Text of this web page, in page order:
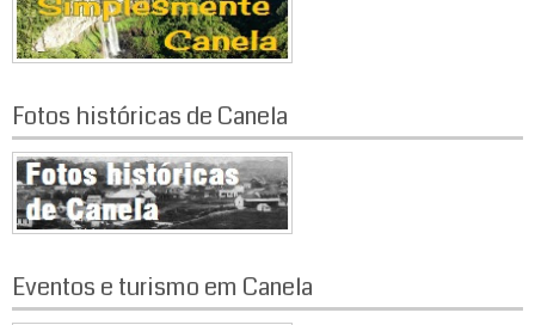
Fotos históricas de Canela
Eventos e turismo em Canela